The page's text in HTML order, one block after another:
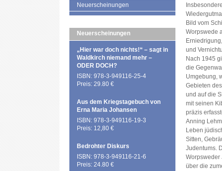
Neuerscheinungen
Neuerscheinungen
„Hier war doch nichts!“ – sagt in
Waldkirch niemand mehr –
ODER DOCH?
ISBN: 978-3-949116-25-4
Preis: 29.80 €
Aus dem Kriegstagebuch von
Erna Maria Johansen
ISBN: 978-3-949116-19-3
Preis: 12,80 €
Bedrohter Diskurs
ISBN: 978-3-949116-21-6
Preis: 24.80 €
Bild vom
Worpswede
und
Nach 1945
die
Umgebung,
Gebieten
und auf die
mit seinen
präzis
Anning
Leben
Sitten,
Judentums.
Worpsweder
über die